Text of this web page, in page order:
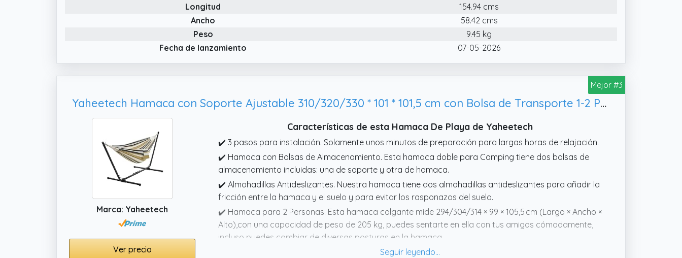
✔️ TELA TRANSPIRABLE Y RESISTENTE A LA INTEMPERIE – El tejido de malla textilene es altamente
transpirable, evitando el sobrecalentamiento y asegurando ventilación en climas cálidos. Además, es
resistente al agua, los rayos UV y la humedad, lo que facilita su mantenimiento y prolonga su
durabilidad.
Longitud
154.94 cms
Ancho
58.42 cms
Peso
9.45 kg
Fecha de lanzamiento
07-05-2026
Mejor #3
Yaheetech Hamaca con Soporte Ajustable 310/320/330 * 101 * 101,5 cm con Bolsa de Transporte 1-2 Personas Carga 200kg Hamaca para Playa Patio Jardin
Marca: Yaheetech
Ver precio
Características de esta Hamaca De Playa de Yaheetech
✔️ 3 pasos para instalación. Solamente unos minutos de preparación para largas horas de relajación.
✔️ Hamaca con Bolsas de Almacenamiento. Esta hamaca doble para Camping tiene dos bolsas de
almacenamiento incluidas: una de soporte y otra de hamaca.
✔️ Almohadillas Antideslizantes. Nuestra hamaca tiene dos almohadillas antideslizantes para añadir la
fricción entre la hamaca y el suelo y para evitar los rasponazos del suelo.
✔️ Hamaca para 2 Personas. Esta hamaca colgante mide 294/304/314 × 99 × 105,5 cm (Largo × Ancho ×
Alto),con una capacidad de peso de 205 kg, puedes sentarte en ella con tus amigos cómodamente,
incluso puedes cambiar de diversas posturas en la hamaca.
✔️ Soporte Ajustable. Teniendo en cuenta diferentes alturas de usuarios, la longitud del soporte es